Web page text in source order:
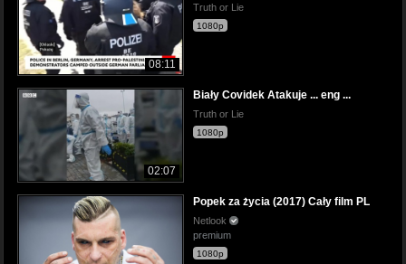
08:11
Truth or Lie
1080p
02:07
Biały Covidek Atakuje ... eng ...
Truth or Lie
1080p
Popek za życia (2017) Cały film PL
Netlook
premium
1080p